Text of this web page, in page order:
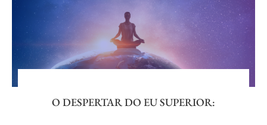
O DESPERTAR DO EU SUPERIOR: